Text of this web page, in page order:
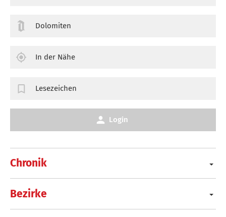
Chronik
Bezirke
Dolomiten
In der Nähe
Lesezeichen
Login